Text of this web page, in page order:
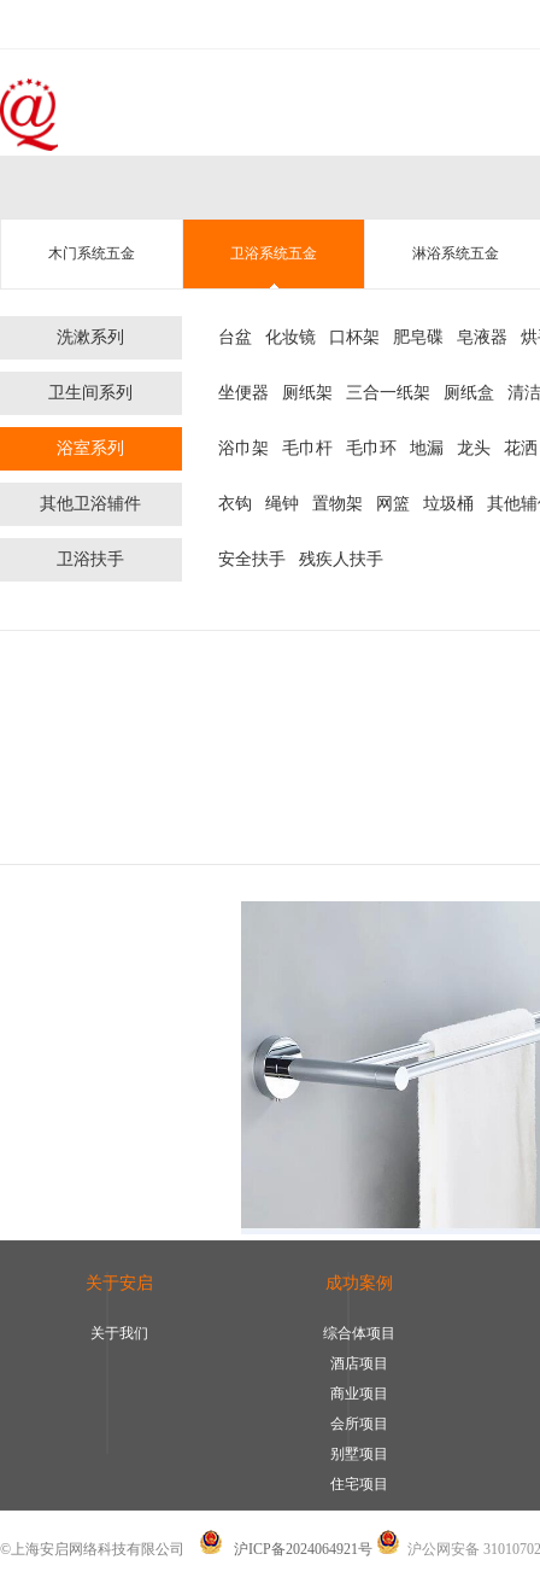
木门系统五金 卫浴系统五金 淋浴系统五金
洗漱系列 台盆 化妆镜 口杯架 肥皂碟 皂液器
卫生间系列 坐便器 厕纸架 三合一纸架 厕纸盒 清
浴室系列 浴巾架 毛巾杆 毛巾环 地漏 龙头 花洒
其他卫浴辅件 衣钩 绳钟 置物架 网篮 垃圾桶 其他
卫浴扶手 安全扶手 残疾人扶手
关于安启
关于我们
成功案例
综合体项目
酒店项目
商业项目
会所项目
别墅项目
住宅项目
©上海安启网络科技有限公司 沪ICP备2024064921号 沪公网安备